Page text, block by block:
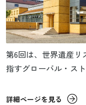
第6回は、世界遺産リ
指すグローバル・ス
みていくと、うまく
詳細ページを見る